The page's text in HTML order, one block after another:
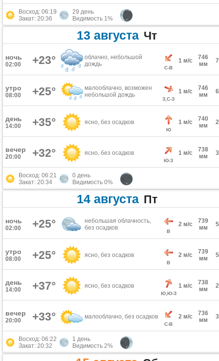
Восход: 06:19
Закат: 20:36
29 день
Видимость 1%
13 августа Чт
ночь
02:00 +23°
облачно, небольшой
дождь
С-В
1 м/с
746
мм
утро
08:00 +25°
малооблачно, возможен
небольшой дождь
З,С-З
1 м/с
746
мм
день
14:00 +35° ясно, без осадков
Ю
1 м/с
740
мм
вечер
20:00 +32° ясно, без осадков
Ю-З
1 м/с
738
мм
Восход: 06:21
Закат: 20:34
0 день
Видимость 0%
14 августа Пт
ночь
02:00 +25°
небольшая облачность,
без осадков
В
2 м/с
739
мм
утро
08:00 +25° ясно, без осадков
В
2 м/с
739
мм
день
14:00 +37° ясно, без осадков
Ю,Ю-З
1 м/с
738
мм
вечер
20:00 +33° малооблачно, без осадков
С-В
2 м/с
736
мм
Восход: 06:22
Закат: 20:32
1 день
Видимость 2%